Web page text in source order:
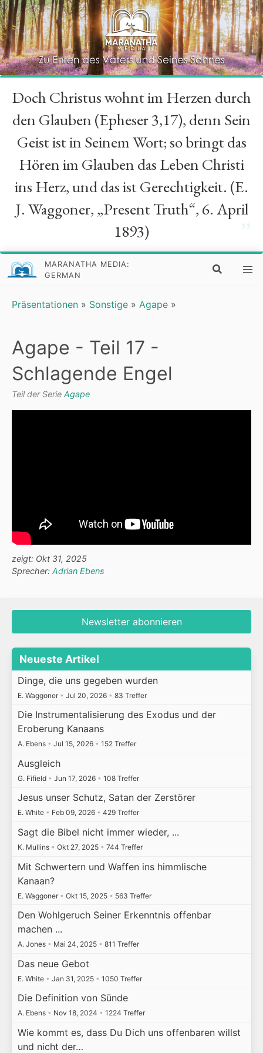
“
Doch Christus wohnt im Herzen durch
den Glauben (Epheser 3,17), denn Sein
Geist ist in Seinem Wort; so bringt das
Hören im Glauben das Leben Christi
ins Herz, und das ist Gerechtigkeit. (E.
J. Waggoner, „Present Truth“, 6. April
1893)
MARANATHA MEDIA:
GERMAN
Präsentationen » Sonstige » Agape »
Agape - Teil 17 -
Schlagende Engel
Teil der Serie Agape
zeigt: Okt 31, 2025
Sprecher: Adrian Ebens
Newsletter abonnieren
Neueste Artikel
Dinge, die uns gegeben wurden
E. Waggoner • Jul 20, 2026 • 83 Treffer
Die Instrumentalisierung des Exodus und der
Eroberung Kanaans
A. Ebens • Jul 15, 2026 • 152 Treffer
Ausgleich
G. Fifield • Jun 17, 2026 • 108 Treffer
Jesus unser Schutz, Satan der Zerstörer
E. White • Feb 09, 2026 • 429 Treffer
Sagt die Bibel nicht immer wieder, ...
K. Mullins • Okt 27, 2025 • 744 Treffer
Mit Schwertern und Waffen ins himmlische
Kanaan?
E. Waggoner • Okt 15, 2025 • 563 Treffer
Den Wohlgeruch Seiner Erkenntnis offenbar
machen ...
A. Jones • Mai 24, 2025 • 811 Treffer
Das neue Gebot
E. White • Jan 31, 2025 • 1050 Treffer
Die Definition von Sünde
A. Ebens • Nov 18, 2024 • 1224 Treffer
Wie kommt es, dass Du Dich uns offenbaren willst
und nicht der…